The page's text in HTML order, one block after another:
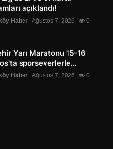
açıklandı!
Haber Ağustos 7, 2026 0
Yarı Maratonu 15-16
sporseverlerle...
Haber Ağustos 7, 2026 0